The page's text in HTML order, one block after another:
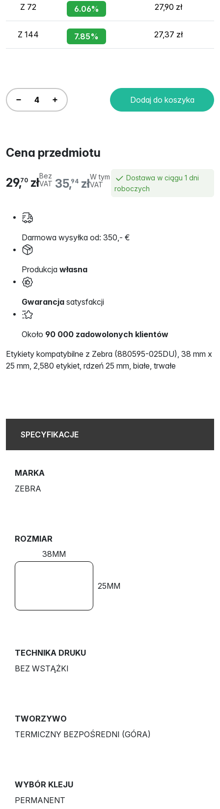
Z 72 6.06% 27,90 zł
Z 144 7.85% 27,37 zł
Dodaj do koszyka
Cena przedmiotu
35,94złW tym
VAT
29,70 złBez
VAT
Dostawa w ciągu 1 dni
roboczych
Darmowa wysyłka od: 350,- €
Produkcja własna
Gwarancja satysfakcji
Około 90 000 zadowolonych klientów
Etykiety kompatybilne z Zebra (880595-025DU), 38 mm x
25 mm, 2,580 etykiet, rdzeń 25 mm, białe, trwałe
SPECYFIKACJE
MARKA
ZEBRA
ROZMIAR
38MM
25MM
TECHNIKA DRUKU
BEZ WSTĄŻKI
TWORZYWO
TERMICZNY BEZPOŚREDNI (GÓRA)
WYBÓR KLEJU
PERMANENT